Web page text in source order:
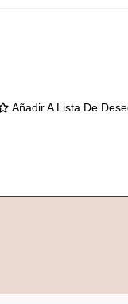
Añadir A Lista De